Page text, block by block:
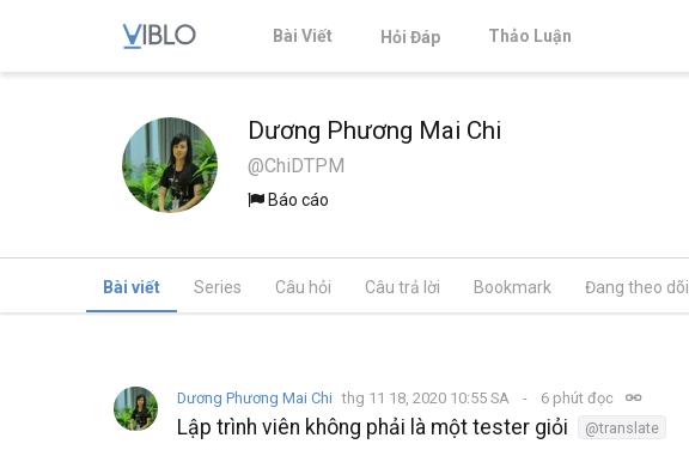
Bài Viết Hỏi Đáp Thảo Luận
Dương Phương Mai Chi
@ChiDTPM
Báo cáo
Bài viết Series Câu hỏi Câu trả lời Bookmark Đang theo dõi
Dương Phương Mai Chi thg 11 18, 2020 10:55 SA 6 phút đọc
Lập trình viên không phải là một tester giỏi @translate